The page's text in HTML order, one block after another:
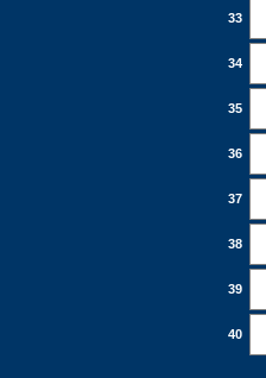
33
34
35
36
37
38
39
40